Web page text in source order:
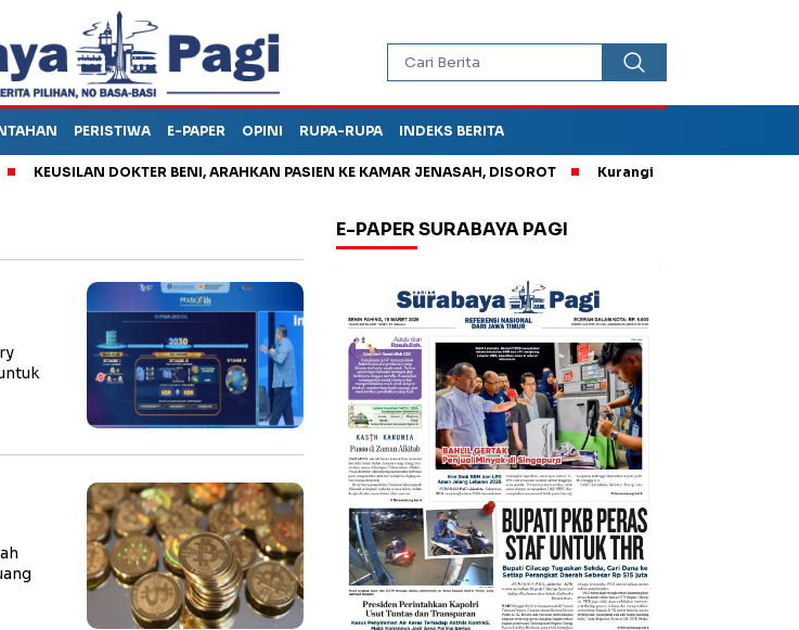
PERISTIWA E-PAPER OPINI RUPA-RUPA INDEKS BERITA
DOKTER BENI, ARAHKAN PASIEN KE KAMAR JENASAH, DISOROT Kurangi Timbunan Sampah TPA
E-PAPER SURABAYA PAGI